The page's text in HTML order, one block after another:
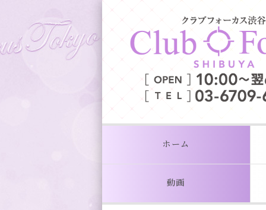
ホーム
動画